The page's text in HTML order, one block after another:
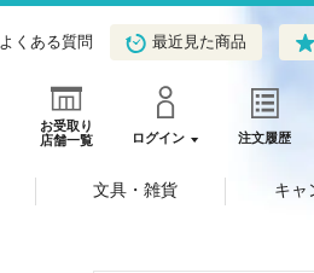
よくある質問 最近見た商品
お受取り
店舗一覧
ログイン 注文履歴
文具・雑貨 キャ